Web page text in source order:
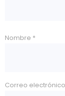
Nombre *
Correo electrónico